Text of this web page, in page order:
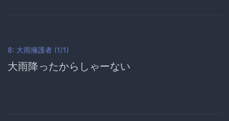
8: 大雨擁護者 (1/1)
大雨降ったからしゃーない